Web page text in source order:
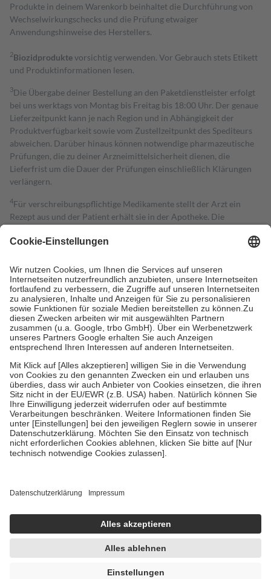
Produkte in deinem Warenkorb beinhaltet die Durchführung von
Wechselwirkungschecks und die Prüfung etwaiger
Anwendungshinweise des Herstellers.
2Biozidproduktevorsichtig verwenden. Vor Gebrauch stets Etikett
und Produktinformationen lesen.
3Die Übergabe deiner Bestellung an den Paketdienstleister erfolgt
bei uns werktags von Montag bis Freitag bis 18:00 Uhr. Der genaue
Lieferzeitpunkt kann je nach Region und in Abhängigkeit der
Produktverfügbarkeit sowie vom Zustellzeitpunkt des Spediteurs
abweichen. Darüber hinaus können notwendige pharmazeutische
Prüfungen, die zu deiner Arzneimittelsicherheit dienen, die
Lieferfrist um die Dauer der Prüfungen einschließlich Klärungen
verlängern.
4Für verschreibungspflichtige Medikamente stellt der Arzt ein
Rezept aus und der Patient erhält sie in der Apotheke. Die
Kosten dafür, der Versicherte trägt einen Teil davon als Zuzahlung
Grundsätzlich leisten Mitglieder Zuzahlungen in Höhe von zehn
Prozent des Abgabepreises,mindestensjedochfünf Euround
höchstens zehn Euro.Es sind jedoch nie mehr als die tatsächlichen
Kosten der Leistung zu entrichten.
Diese Regeln gelten grundsätzlich auch für Online-Apotheken.
Bei Heilmitteln und häuslicher Krankenpflege beträgt die
Zuzahlung zehn Prozent der Kosten sowie zehn Euro je
Um das Engagement der Versicherten für ihre eigene Gesundheit zu
stärken und die besondere Stellung der Familie zu unterstützen,
fallenkeine Zuzahlungen an bei:
• Kindern und Jugendlichen bis zum vollendeten 18. Lebensjahr
mit Ausnahme der Fahrkosten
• Untersuchungen zur Vorsorge und Früherkennung, die von der
GKV getragen werden
• empfohlenen Schutzimpfungen
Wir nutzen Trusted Shops als unabhängigen Dienstleister für die
getroffen, um sicherzustellen, dass es sich um echte Bewertungen
handelt. Mehr Informationen findest du hier:
https://help.etrusted.com/hc/de/articles/4419944605341